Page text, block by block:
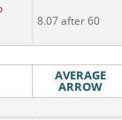
8.07 after 60
AVERAGE
ARROW